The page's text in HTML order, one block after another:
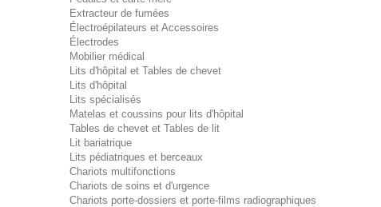
Extracteur de fumées
Électroépilateurs et Accessoires
Électrodes
Mobilier médical
Lits d'hôpital et Tables de chevet
Lits d'hôpital
Lits spécialisés
Matelas et coussins pour lits d'hôpital
Tables de chevet et Tables de lit
Lit bariatrique
Lits pédiatriques et berceaux
Chariots multifonctions
Chariots de soins et d'urgence
Chariots porte-dossiers et porte-films radiographiques